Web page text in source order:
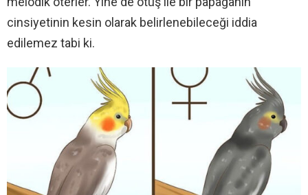
cinsiyetinin kesin olarak belirlenebileceği iddia
edilemez tabi ki.